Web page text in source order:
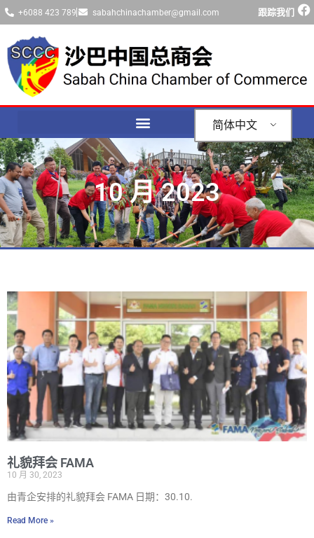
+6088 423 789 sabahchinachamber@gmail.com 跟踪我们
简体中文
10 月 2023
礼貌拜会 FAMA
10 月 30, 2023
由青企安排的礼貌拜会 FAMA 日期：30.10.
Read More »